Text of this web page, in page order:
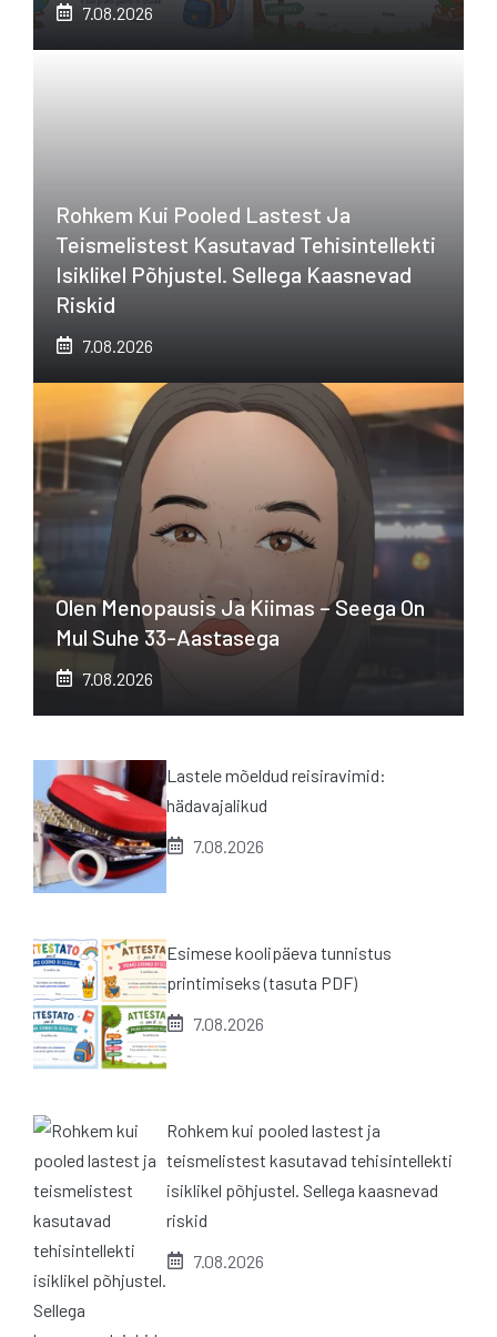
7.08.2026
Rohkem Kui Pooled Lastest Ja
Teismelistest Kasutavad Tehisintellekti
Isiklikel Põhjustel. Sellega Kaasnevad
Riskid
7.08.2026
Olen Menopausis Ja Kiimas – Seega On
Mul Suhe 33-Aastasega
7.08.2026
Lastele mõeldud reisiravimid:
hädavajalikud
7.08.2026
Esimese koolipäeva tunnistus
printimiseks (tasuta PDF)
7.08.2026
Rohkem kui pooled lastest ja
teismelistest kasutavad tehisintellekti
isiklikel põhjustel. Sellega kaasnevad
riskid
7.08.2026